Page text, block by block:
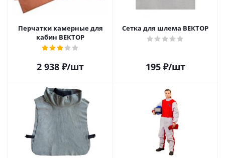
Перчатки камерные для
кабин ВЕКТОР
2 938 ₽/шт
Сетка для шлема ВЕКТОР
195₽/шт